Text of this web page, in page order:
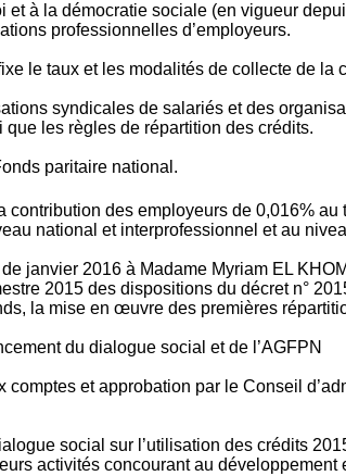
et à la démocratie sociale (en vigueur
professionnelles d’employeurs.
le taux et les modalités de collecte de
syndicales de salariés et des
les règles de répartition des crédits.
paritaire national.
contribution des employeurs de 0,016%
national et interprofessionnel et au
janvier 2016 à Madame Myriam EL
2015 des dispositions du décret n°
la mise en œuvre des premières
du dialogue social et de l’AGFPN
et approbation par le Conseil
social sur l’utilisation des crédits
activités concourant au développement